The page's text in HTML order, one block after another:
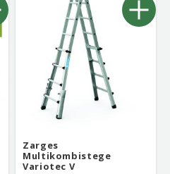
Zarges
Multikombistege
Variotec V